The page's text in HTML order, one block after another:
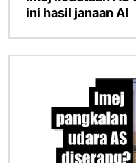
ini hasil janaan AI